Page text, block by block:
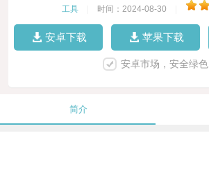
工具 时间：2024-08-30
安卓下载 苹果下载
安卓市场，安全绿色
简介